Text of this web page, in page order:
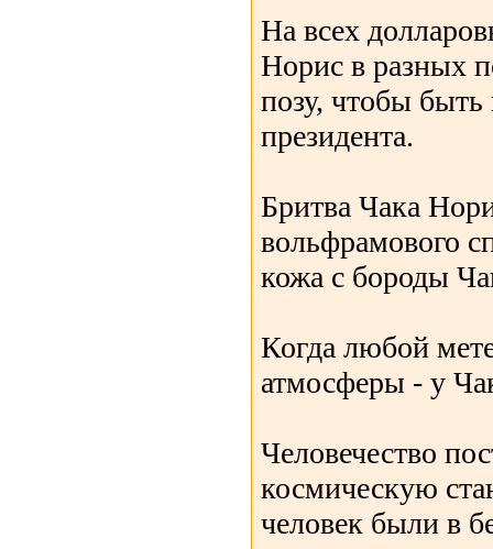
На всех
Норис в разных
позу, чтобы
президента.
Бритва Чака
вольфрамового
кожа с бороды
Когда любой
атмосферы - у
Человечество
космическую
человек были в